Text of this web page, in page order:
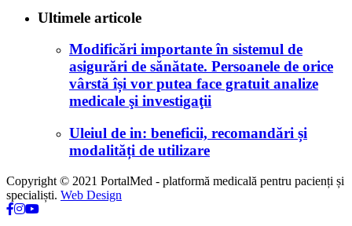
Ultimele articole
Modificări importante în sistemul de
asigurări de sănătate. Persoanele de orice
vârstă își vor putea face gratuit analize
medicale şi investigaţii
Uleiul de in: beneficii, recomandări și
modalități de utilizare
Copyright © 2021 PortalMed - platformă medicală pentru pacienți și
specialiști. Web Design